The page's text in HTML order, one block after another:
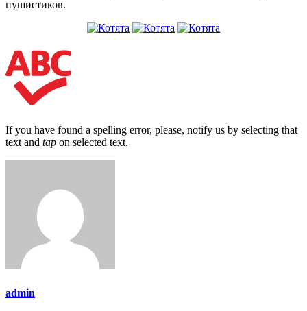
пушистиков.
If you have found a spelling error, please, notify us by selecting that
text and tap on selected text.
admin